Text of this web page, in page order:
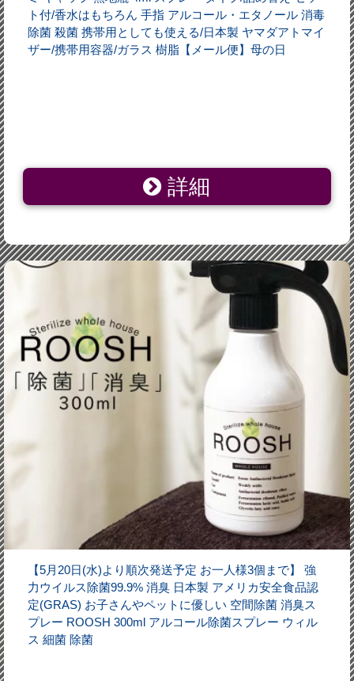
ト付/香水はもちろん 手指 アルコール・エタノール 消毒
除菌 殺菌 携帯用としても使える/日本製 ヤマダアトマイ
ザー/携帯用容器/ガラス 樹脂【メール便】母の日
詳細
【5月20日(水)より順次発送予定 お一人様3個まで】 強
力ウイルス除菌99.9% 消臭 日本製 アメリカ安全食品認
定(GRAS) お子さんやペットに優しい 空間除菌 消臭ス
プレー ROOSH 300ml アルコール除菌スプレー ウィル
ス 細菌 除菌